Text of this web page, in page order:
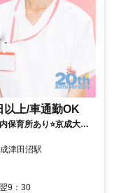
以上/車通勤OK
保育所あり⭐京成大久
病院✨
津田沼駅
9：30